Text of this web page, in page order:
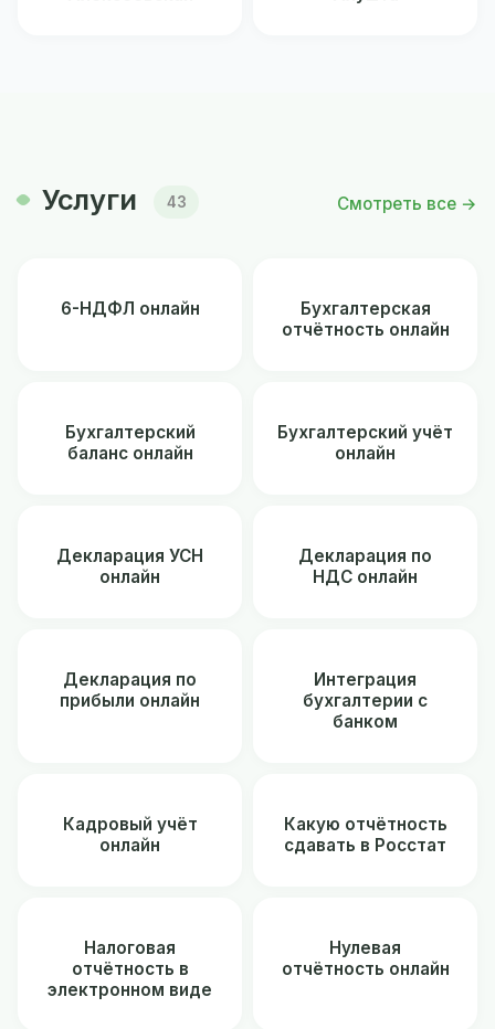
Услуги 43 Смотреть все →
6-НДФЛ онлайн
Бухгалтерская
отчётность онлайн
Бухгалтерский
баланс онлайн
Бухгалтерский учёт
онлайн
Декларация УСН
онлайн
Декларация по
НДС онлайн
Декларация по
прибыли онлайн
Интеграция
бухгалтерии с
банком
Кадровый учёт
онлайн
Какую отчётность
сдавать в Росстат
Налоговая
отчётность в
электронном виде
Нулевая
отчётность онлайн